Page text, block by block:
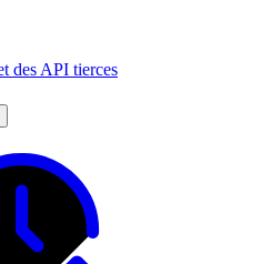
des API tierces